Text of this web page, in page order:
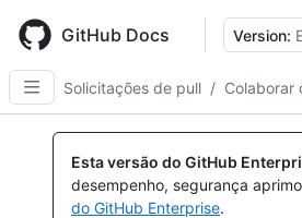
main
content
GitHub Docs Version:
Solicitações de pull / Colaborar
Esta versão do GitHub
desempenho, segurança
do GitHub Enterprise.